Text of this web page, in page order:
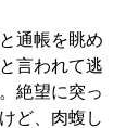
通帳を眺め
言われて逃
絶望に突っ
ど、肉蝮し